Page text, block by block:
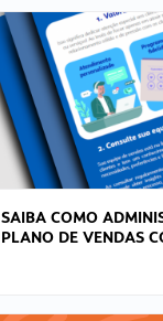
SAIBA COMO
PLANO DE VENDAS